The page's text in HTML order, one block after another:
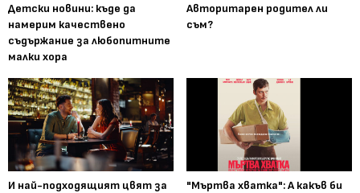
Детски новини: къде да
намерим качествено
съдържание за любопитните
малки хора
Авторитарен родител ли
съм?
И най-подходящият цвят за
"Мъртва хватка": А какъв би